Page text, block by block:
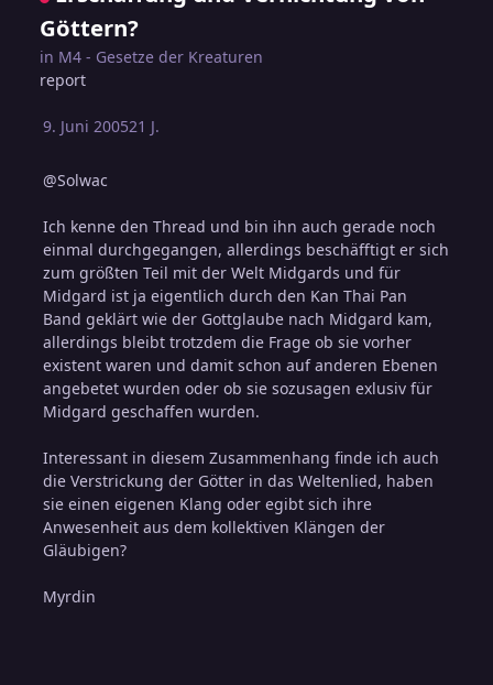
Göttern?
in M4 - Gesetze der Kreaturen
report
9. Juni 200521 J.
@Solwac
Ich kenne den Thread und bin ihn auch gerade noch
einmal durchgegangen, allerdings beschäfftigt er sich
zum größten Teil mit der Welt Midgards und für
Midgard ist ja eigentlich durch den Kan Thai Pan
Band geklärt wie der Gottglaube nach Midgard kam,
allerdings bleibt trotzdem die Frage ob sie vorher
existent waren und damit schon auf anderen Ebenen
angebetet wurden oder ob sie sozusagen exlusiv für
Midgard geschaffen wurden.
Interessant in diesem Zusammenhang finde ich auch
die Verstrickung der Götter in das Weltenlied, haben
sie einen eigenen Klang oder egibt sich ihre
Anwesenheit aus dem kollektiven Klängen der
Gläubigen?
Myrdin